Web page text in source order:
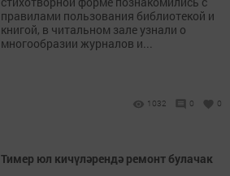
правилами пользования библиотекой и
книгой, в читальном зале узнали о
многообразии журналов и...
1032 0 0
Тимер юл кичүләрендә ремонт булачак